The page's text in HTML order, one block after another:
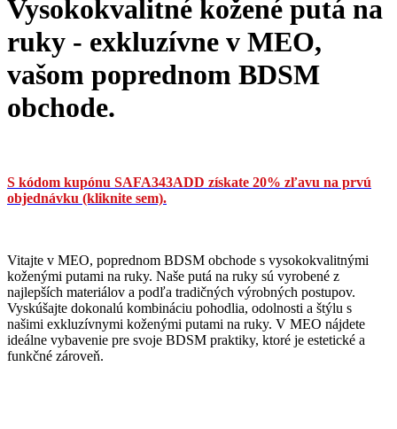
Vysokokvalitné kožené putá na
ruky - exkluzívne v MEO,
vašom poprednom BDSM
obchode.
S kódom kupónu SAFA343ADD získate 20% zľavu na prvú
objednávku (kliknite sem).
Vitajte v MEO, poprednom BDSM obchode s vysokokvalitnými
koženými putami na ruky. Naše putá na ruky sú vyrobené z
najlepších materiálov a podľa tradičných výrobných postupov.
Vyskúšajte dokonalú kombináciu pohodlia, odolnosti a štýlu s
našimi exkluzívnymi koženými putami na ruky. V MEO nájdete
ideálne vybavenie pre svoje BDSM praktiky, ktoré je estetické a
funkčné zároveň.